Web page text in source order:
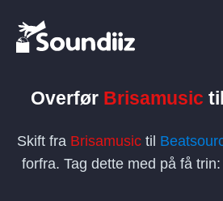
Overfør Brisamusic til
Skift fra Brisamusictil
forfra. Tag dette med på få trin: